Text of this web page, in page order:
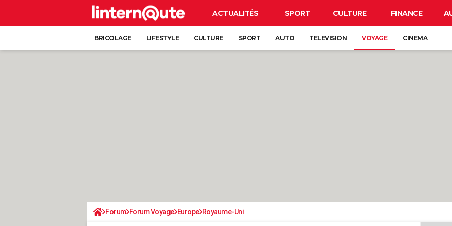
ACTUALITÉS SPORT CULTURE FINANCE
BRICOLAGE LIFESTYLE CULTURE SPORT AUTO TELEVISION VOYAGE CINEMA
Forum Forum Voyage Europe Royaume-Uni